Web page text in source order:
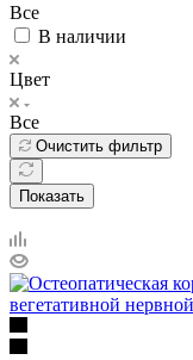
Все
В наличии
Цвет
Все
Очистить фильтр
Показать